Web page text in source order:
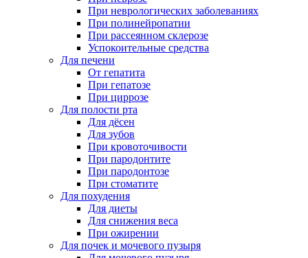
При неврологических заболеваниях
При полинейропатии
При рассеянном склерозе
Успокоительные средства
Для печени
От гепатита
При гепатозе
При циррозе
Для полости рта
Для дёсен
Для зубов
При кровоточивости
При пародонтите
При пародонтозе
При стоматите
Для похудения
Для диеты
Для снижения веса
При ожирении
Для почек и мочевого пузыря